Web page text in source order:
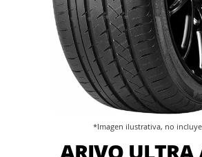
*Imagen ilustrativa, no incluye